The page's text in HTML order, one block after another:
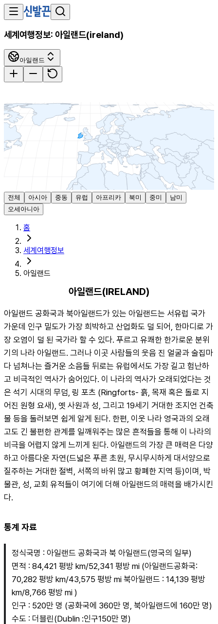
세계여행정보: 아일랜드(ireland)
아일랜드
전체 아시아 중동 유럽 아프리카 북미 중미
남미
오세아니아
홈
세계여행정보
아일랜드
아일랜드(IRELAND)
아일랜드 공화국과 북아일랜드가 있는 아일랜드는 서유럽 국가
가운데 인구 밀도가 가장 희박하고 산업화도 덜 되어, 한마디로 가
장 오염이 덜 된 국가라 할 수 있다. 푸르고 유쾌한 한가로운 분위
기의 나라 아일랜드. 그러나 이곳 사람들의 웃음 진 얼굴과 술집마
다 넘쳐나는 즐거운 소음들 뒤로는 유럽에서도 가장 길고 험난하
고 비극적인 역사가 숨어있다. 이 나라의 역사가 오래되었다는 것
은 석기 시대의 무덤, 링 포츠 (Ringforts- 흙, 목재 혹은 돌로 지
어진 원형 요새), 옛 사원과 성, 그리고 19세기 거대한 조지언 건축
물 등을 둘러보면 쉽게 알게 된다. 한편, 이웃 나라 영국과의 오래
고도 긴 불편한 관계를 일깨워주는 많은 흔적들을 통해 이 나라의
비극을 어렵지 않게 느끼게 된다. 아일랜드의 가장 큰 매력은 다양
하고 아름다운 자연(드넓은 푸른 초원, 무시무시하게 대서양으로
질주하는 거대한 절벽, 서쪽의 바위 많고 황폐한 지역 등)이며, 박
물관, 성, 교회 유적들이 여기에 더해 아일랜드의 매력을 배가시킨
다.
통계 자료
정식국명 : 아일랜드 공화국과 북 아일랜드(영국의 일부)
면적 : 84,421 평방 km/52,341 평방 mi (아일랜드공화국:
70,282 평방 km/43,575 평방 mi 북아일랜드 : 14,139 평방
km/8,766 평방 mi )
인구 : 520만 명 (공화국에 360만 명, 북아일랜드에 160만 명)
수도 : 더블린(Dublin :인구150만 명)